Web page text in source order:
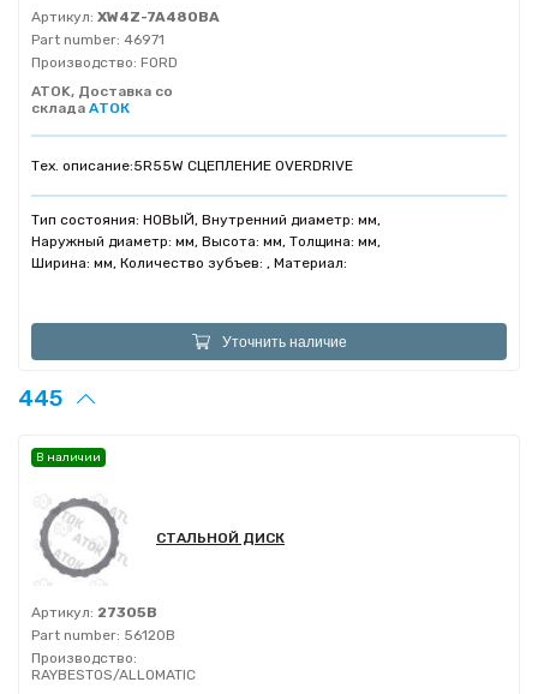
Артикул: XW4Z-7A480BA
Part number: 46971
Производство: FORD
ATOK, Доставка со
склада АТОК
Тех. описание:5R55W СЦЕПЛЕНИЕ OVERDRIVE
Тип состояния: НОВЫЙ, Внутренний диаметр: мм,
Наружный диаметр: мм, Высота: мм, Толщина: мм,
Ширина: мм, Количество зубъев: , Материал:
Уточнить наличие
445
СТАЛЬНОЙ ДИСК
Артикул: 27305B
Part number: 56120B
Производство:
RAYBESTOS/ALLOMATIC
В наличии